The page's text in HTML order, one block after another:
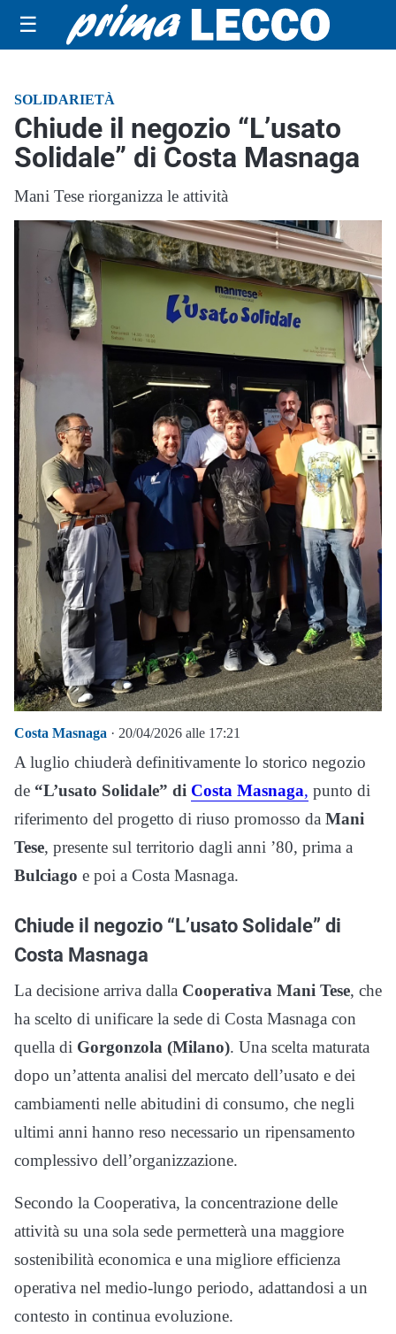
☰
SOLIDARIETÀ
Chiude il negozio “L’usato
Solidale” di Costa Masnaga
Mani Tese riorganizza le attività
Costa Masnaga · 20/04/2026 alle 17:21
A luglio chiuderà definitivamente lo storico negozio
de “L’usato Solidale” di Costa Masnaga, punto di
riferimento del progetto di riuso promosso da Mani
Tese, presente sul territorio dagli anni ’80, prima a
Bulciago e poi a Costa Masnaga.
Chiude il negozio “L’usato Solidale” di
Costa Masnaga
La decisione arriva dalla Cooperativa Mani Tese, che
ha scelto di unificare la sede di Costa Masnaga con
quella di Gorgonzola (Milano). Una scelta maturata
dopo un’attenta analisi del mercato dell’usato e dei
cambiamenti nelle abitudini di consumo, che negli
ultimi anni hanno reso necessario un ripensamento
complessivo dell’organizzazione.
Secondo la Cooperativa, la concentrazione delle
attività su una sola sede permetterà una maggiore
sostenibilità economica e una migliore efficienza
operativa nel medio-lungo periodo, adattandosi a un
contesto in continua evoluzione.